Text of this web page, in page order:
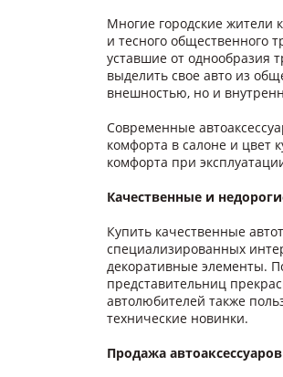
Многие городские жители
и тесного общественного
уставшие от однообразия
выделить свое авто из
внешностью, но и
Современные
комфорта в салоне и цвет
комфорта при
Качественные и
Купить качественные
специализированных
декоративные элементы.
представительниц
автолюбителей также
технические новинки.
Продажа автоаксессуаров